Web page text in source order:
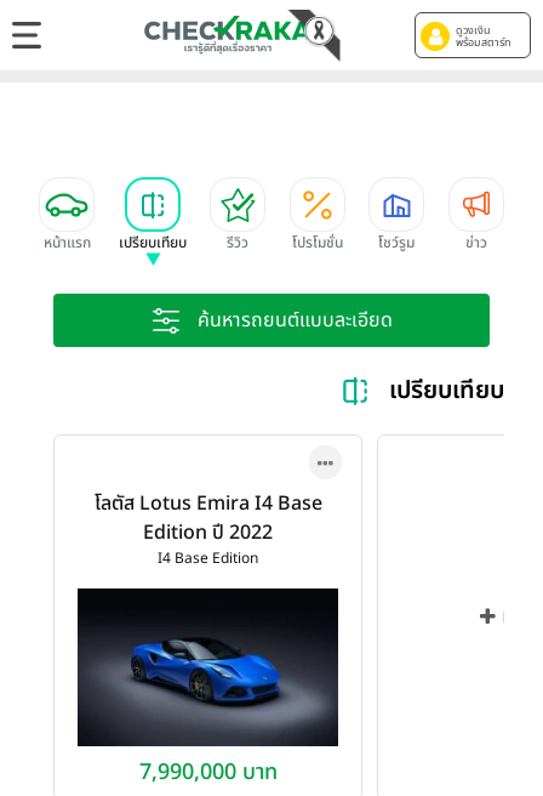
ดูวงเงิน
พร้อมสตาร์ท
หน้าแรก เปรียบเทียบ รีวิว โปรโมชั่น โชว์รูม ข่าว
ค้นหารถยนต์แบบละเอียด
เปรียบเทียบ
โลตัส Lotus Emira I4 Base
Edition ปี 2022
I4 Base Edition
7,990,000 บาท
เพิ่